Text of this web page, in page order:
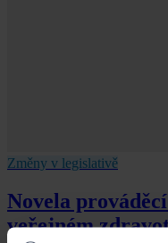
Změny v legislativě
Novela
veřejném